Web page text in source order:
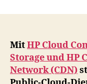
MitHP Cloud
Storage und HP
Network (CDN)